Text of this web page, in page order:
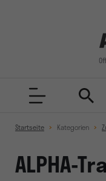
Startseite Kategorien
ALPHA-